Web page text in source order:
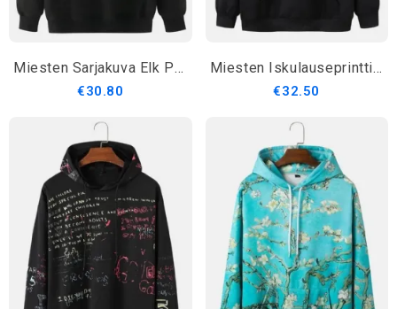
Miesten Sarjakuva Elk Print Drop Shoulder Kangaroo Pocket Hupparit
€30.80
Miesten Iskulauseprintti 100 % Puuvillaa Kiristysnyörillä Pään Päällä Olevat Hupparit
€32.50